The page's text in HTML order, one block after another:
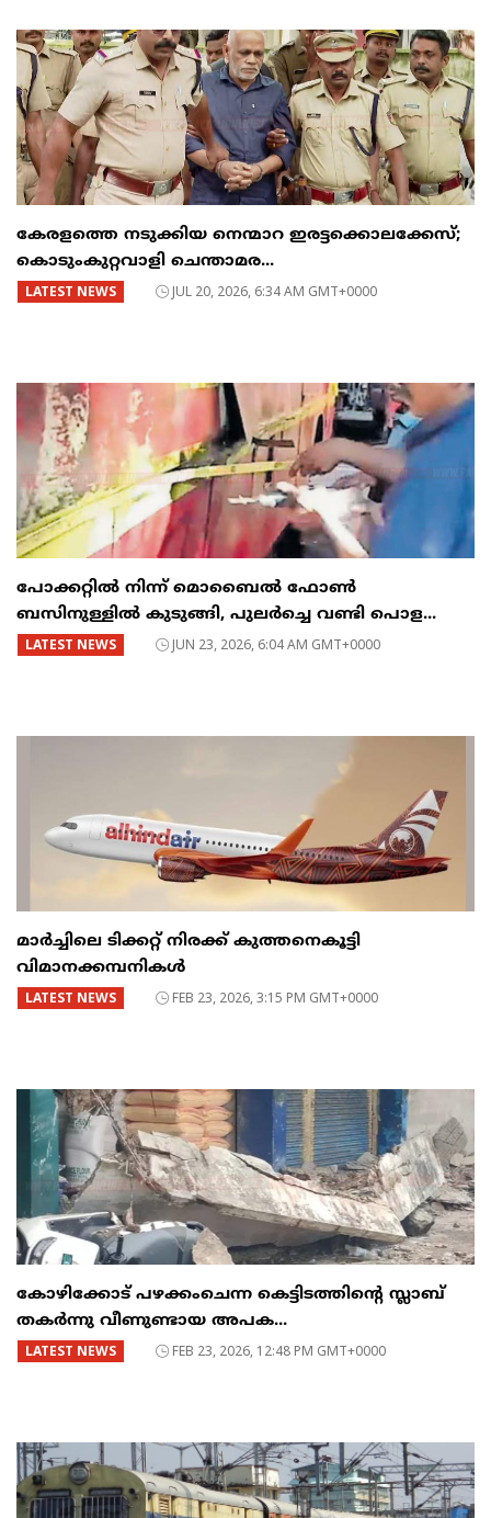
കേരളത്തെ നടുക്കിയ നെന്മാറ ഇരട്ടക്കൊലക്കേസ്;
കൊടുംകുറ്റവാളി ചെന്താമര...
LATEST NEWS JUL 20, 2026, 6:34 AM GMT+0000
പോക്കറ്റിൽ നിന്ന് മൊബൈൽ ഫോൺ
ബസിനുള്ളിൽ കുടുങ്ങി, പുലർച്ചെ വണ്ടി പൊള...
LATEST NEWS JUN 23, 2026, 6:04 AM GMT+0000
മാർച്ചിലെ ടിക്കറ്റ് നിരക്ക് കുത്തനെകൂട്ടി
വിമാനക്കമ്പനികൾ
LATEST NEWS FEB 23, 2026, 3:15 PM GMT+0000
കോഴിക്കോട് പഴക്കംചെന്ന കെട്ടിടത്തിന്റെ സ്ലാബ്
തകർന്നു വീണുണ്ടായ അപക...
LATEST NEWS FEB 23, 2026, 12:48 PM GMT+0000